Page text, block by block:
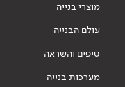
מוצרי בנייה
עולם הבנייה
טיפים והשראה
מערכות בנייה